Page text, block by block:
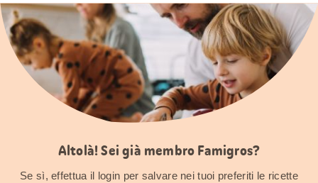
Altolà! Sei già membro Famigros?
Se sì, effettua il login per salvare nei tuoi preferiti le ricette